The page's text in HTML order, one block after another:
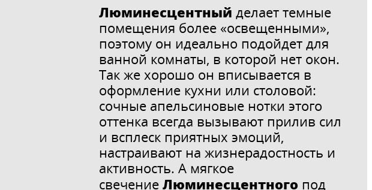
Люминесцентный делает темные
помещения более «освещенными»,
поэтому он идеально подойдет для
ванной комнаты, в которой нет окон.
Так же хорошо он вписывается в
оформление кухни или столовой:
сочные апельсиновые нотки этого
оттенка всегда вызывают прилив сил
и всплеск приятных эмоций,
настраивают на жизнерадостность и
активность. А мягкое
свечениеЛюминесцентного под